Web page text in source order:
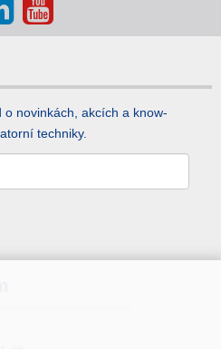
novinkách, akcích a know-
techniky.